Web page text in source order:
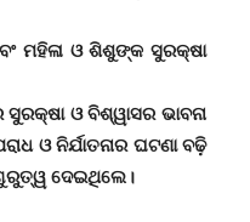
ମହିଳା ଓ ଶିଶୁଙ୍କ ସୁରକ୍ଷା
ଓ ବିଶ୍ୱାସର ଭାବନା
ଓ ନିର୍ଯାତନାର ଘଟଣା ବଢ଼ି
ଗୁରୁତ୍ୱ ଦେଇଥିଲେ।